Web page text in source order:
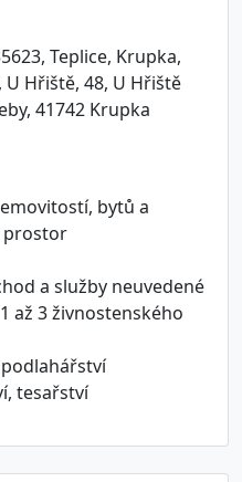
Teplice, Krupka,
U Hřiště, 48, U Hřiště
41742 Krupka
bytů a
prostor
a služby neuvedené
až 3 živnostenského
tesařství